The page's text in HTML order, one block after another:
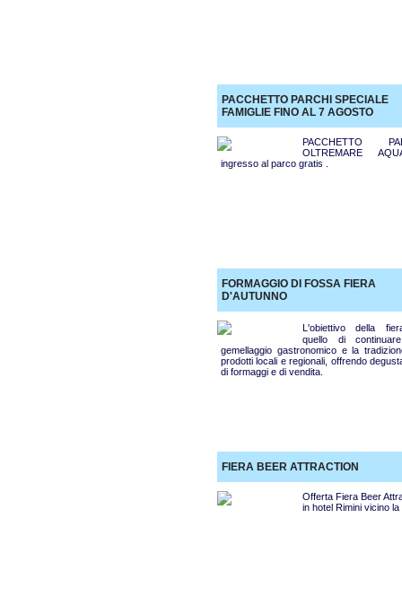
PACCHETTO PARCHI SPECIALE
FAMIGLIE FINO AL 7 AGOSTO
PACCHETTO
OLTREMARE
ingresso al parco gratis .
FORMAGGIO DI FOSSA FIERA
D'AUTUNNO
L'obiettivo della
quello di
gemellaggio gastronomico e la
prodotti locali e regionali, offrendo
di formaggi e di vendita.
FIERA BEER ATTRACTION
Offerta Fiera Beer
in hotel Rimini vicino la